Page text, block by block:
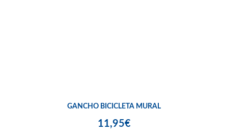
GANCHO BICICLETA MURAL
11,95€